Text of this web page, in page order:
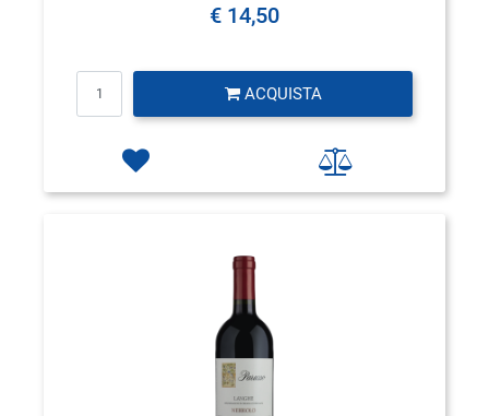
€ 14,50
ACQUISTA